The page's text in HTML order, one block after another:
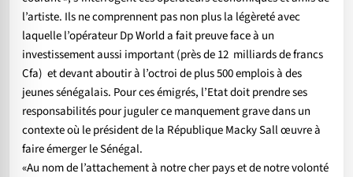
l’artiste. Ils ne comprennent pas non plus la légèreté avec
laquelle l’opérateur Dp World a fait preuve face à un
investissement aussi important (près de 12 milliards de francs
Cfa) et devant aboutir à l’octroi de plus 500 emplois à des
jeunes sénégalais. Pour ces émigrés, l’Etat doit prendre ses
responsabilités pour juguler ce manquement grave dans un
contexte où le président de la République Macky Sall œuvre à
faire émerger le Sénégal.
«Au nom de l’attachement à notre cher pays et de notre volonté